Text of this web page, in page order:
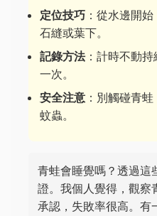
定位技巧 ：從水邊開
石縫或葉下。
記錄方法：計時不動
一次。
安全注意 ：別觸碰青
蚊蟲。
青蛙會睡覺嗎？透過這
證。我個人覺得，觀察
承認，失敗率很高。有